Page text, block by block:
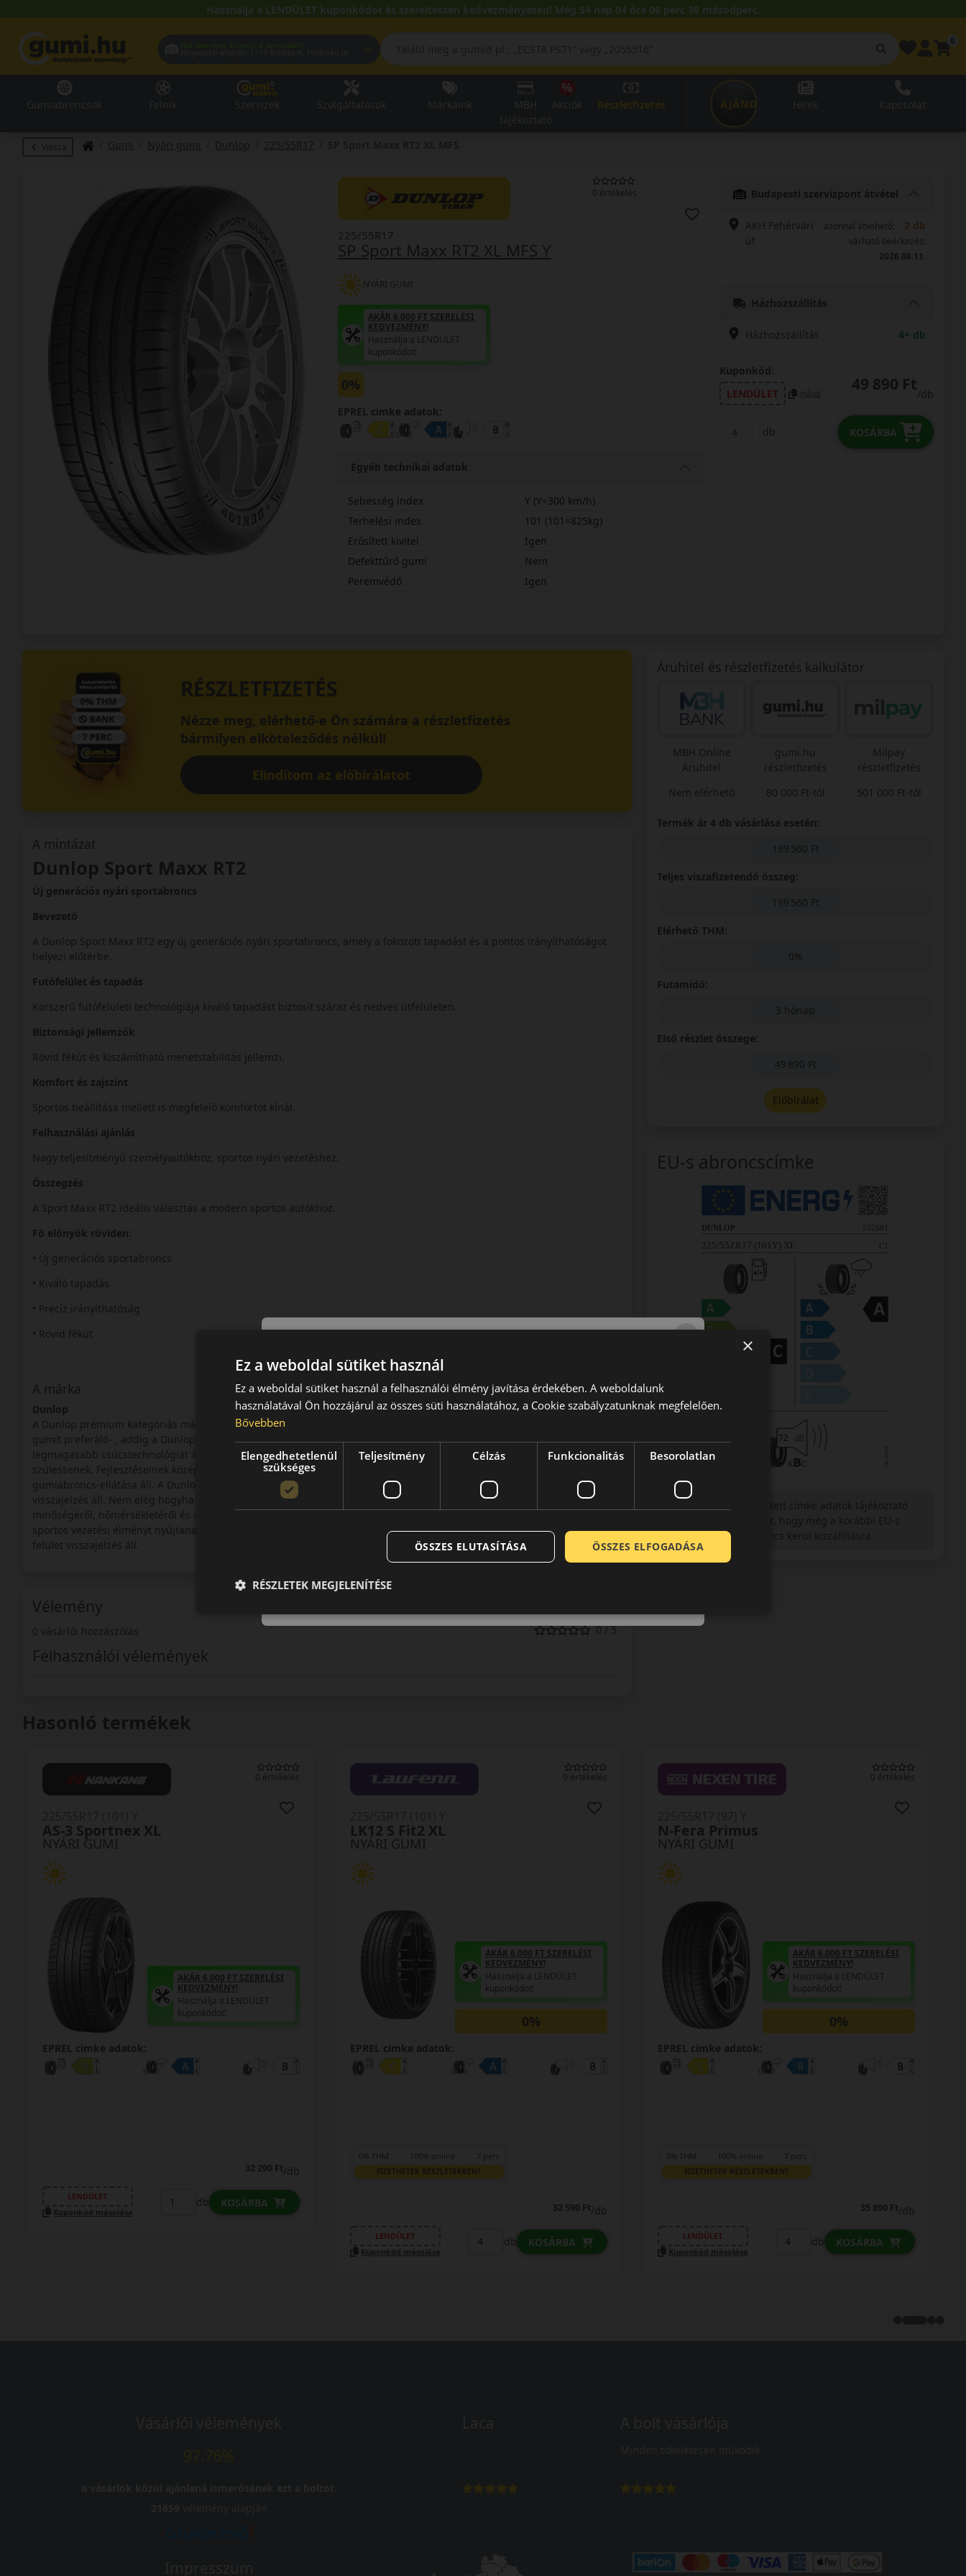
Használja a LENDÜLET kuponkódot és szereltessen kedvezményesen! Még 54 nap 04 óra 06 perc 37 másodperc.
AJÁNDÉKUTALVÁNY
Vissza Gumi Nyári gumi Dunlop 225/55R17
0 értékelés
SP Sport Maxx RT2 XL MFS Y
225/55R17
NYÁRI GUMI
AKÁR 6.000 FT SZERELÉSI
KEDVEZMÉNY!
Használja a LENDÜLET
kuponkódot!
0%
EPREL cimke adatok:
Egyéb technikai adatok
Sebesség index
Y (Y=300 km/h)
Terhelési index
101 (101=825kg)
Erősített kivitel
Igen
Defekttűrő gumi
Nem
Peremvédő
Igen
Budapesti szervizpont átvétel
AKH Fehérvári
út
azonnal átvehető: 2 db
várható beérkezés:
2026.08.11.
Házhozszállítás
Házhozszállítás 4+ db
Kuponkód:
LENDÜLET
másol 49 890 Ft
/db
db KOSÁRBA
RÉSZLETFIZETÉS
Nézze meg, elérhető-e Ön számára a részletfizetés
bármilyen elköteleződés nélkül!
Elindítom az előbírálatot
A mintázat
Dunlop Sport Maxx RT2
Új generációs nyári sportabroncs
Bevezető
A Dunlop Sport Maxx RT2 egy új generációs nyári sportabroncs, amely a fokozott tapadást és a pontos irányíthatóságot
helyezi előtérbe.
Futófelület és tapadás
Korszerű futófelületi technológiája kiváló tapadást biztosít száraz és nedves útfelületen.
Biztonsági jellemzők
Rövid fékút és kiszámítható menetstabilitás jellemzi.
Komfort és zajszint
Sportos beállítása mellett is megfelelő komfortot kínál.
Felhasználási ajánlás
Nagy teljesítményű személyautókhoz, sportos nyári vezetéshez.
Összegzés
A Sport Maxx RT2 ideális választás a modern sportos autókhoz.
Fő előnyök röviden:
• Új generációs sportabroncs
• Kiváló tapadás
• Precíz irányíthatóság
• Rövid fékút
A márka
Dunlop
A Dunlop prémium kategóriás márka, a Goodyear-Dunlop csoport névadó tagja. Míg a Goodyear a csendes, komfortos
gumit preferáló- , addig a Dunlop a fiatalos, sportosan vezető vásárlók igényeit kívánja kielégíteni. Termékei a
legmagasabb csúcstechnológiát állítják a gumigyártás szolgálatába úgy, hogy abból az élmény-autózás kellékei
szülessenek. Fejlesztéseinek középpontjában a sport-szedánok és nagyméretű, felső kategóriás limuzinok, SUV-k
gumiabroncs-ellátása áll. A Dunlop fejlesztési filozófiájának középpontjában a magas irányíthatóság és a pontos
visszajelzés áll. Nem elég hogyha az abroncs jól követi az utasításokat, pontos visszajelzést is kell nyújtania az út
minőségéről, hőmérsékletéről és a felületen jelentkező tapadási viszonyokról. A Dunlop gumik nagy biztonságosságot és
sportos vezetési élményt nyújtanak, mert a fejlesztések középpontjában mindíg a kiválló irányíthatóság és a pontos
felület visszajelzés áll.
Vélemény
0 vásárlói hozzászólás 0 / 5
Felhasználói vélemények
Áruhitel és részletfizetés kalkulátor
MBH Online
Áruhitel
Nem elérhető
gumi.hu
részletfizetés
80 000 Ft-tól
Milpay
részletfizetés
501 000 Ft-tól
Termék ár 4 db vásárlása esetén:
199 560 Ft
Teljes viszafizetendő összeg:
199 560 Ft
Elérhető THM:
0%
Futamidő:
3 hónap
Első részlet összege:
49 890 Ft
Előbírálat
EU-s abroncscímke
címkével ellátott abroncs kerül kiszállításra.
Hasonló termékek
0 értékelés
NYÁRI GUMI
AS-3 Sportnex XL
AKÁR 6.000 FT SZERELÉSI
KEDVEZMÉNY!
Használja a LENDÜLET
kuponkódot!
EPREL cimke adatok:
32 290 Ft/db
LENDÜLET
Kuponkód másolása
db KOSÁRBA
0 értékelés
NYÁRI GUMI
LK12 S Fit2 XL
AKÁR 6.000 FT SZERELÉSI
KEDVEZMÉNY!
Használja a LENDÜLET
kuponkódot!
0%
EPREL cimke adatok:
0% THM 100% online 7 perc
FIZETHETEK RÉSZLETEKBEN?
32 590 Ft/db
LENDÜLET
Kuponkód másolása
db KOSÁRBA
0 értékelés
NYÁRI GUMI
N-Fera Primus
AKÁR 6.000 FT SZERELÉSI
KEDVEZMÉNY!
Használja a LENDÜLET
kuponkódot!
0%
EPREL cimke adatok:
0% THM 100% online 7 perc
FIZETHETEK RÉSZLETEKBEN?
35 890 Ft/db
LENDÜLET
Kuponkód másolása
db KOSÁRBA
×
Ez a weboldal sütiket használ
Ez a weboldal sütiket használ a felhasználói élmény javítása érdekében. A weboldalunk
használatával Ön hozzájárul az összes süti használatához, a Cookie szabályzatunknak megfelelően.
Bővebben
Elengedhetetlenül
szükséges
Teljesítmény Célzás Funkcionalitás Besorolatlan
ÖSSZES ELFOGADÁSA
ÖSSZES ELUTASÍTÁSA
RÉSZLETEK MEGJELENÍTÉSE